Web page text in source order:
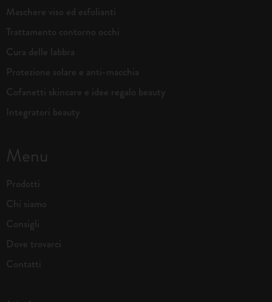
Maschere viso ed esfolianti
Trattamento contorno occhi
Cura delle labbra
Protezione solare e anti-macchia
Cofanetti skincare e idee regalo beauty
Integratori beauty
Menu
Prodotti
Chi siamo
Consigli
Dove trovarci
Contatti